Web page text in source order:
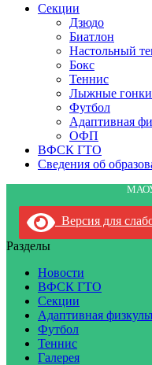
Секции
Дзюдо
Биатлон
Настольный
Бокс
Теннис
Лыжные гонки
Футбол
Адаптивная
ОФП
ВФСК ГТО
Сведения об
Версия для
Разделы
Новости
ВФСК ГТО
Секции
Адаптивная
Футбол
Теннис
Галерея